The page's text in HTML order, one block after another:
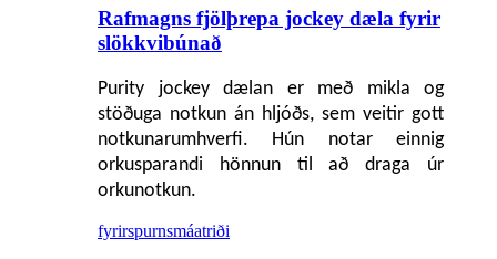
Rafmagns fjölþrepa jockey dæla fyrir
slökkvibúnað
Purity jockey dælan er með mikla og
stöðuga notkun án hljóðs, sem veitir gott
notkunarumhverfi. Hún notar einnig
orkusparandi hönnun til að draga úr
orkunotkun.
fyrirspurnsmáatriði